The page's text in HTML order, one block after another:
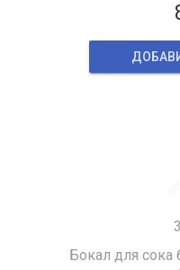
Бокал для сока